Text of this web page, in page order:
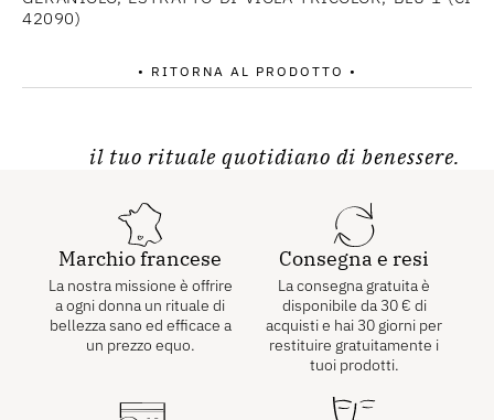
42090)
• RITORNA AL PRODOTTO •
il tuo rituale quotidiano di benessere.
Marchio francese
La nostra missione è offrire
a ogni donna un rituale di
bellezza sano ed efficace a
un prezzo equo.
Consegna e resi
La consegna gratuita è
disponibile da 30 € di
acquisti e hai 30 giorni per
restituire gratuitamente i
tuoi prodotti.